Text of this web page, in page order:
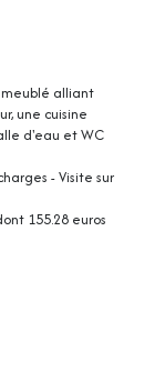
meublé alliant
une cuisine
d'eau et WC
- Visite sur
155.28 euros